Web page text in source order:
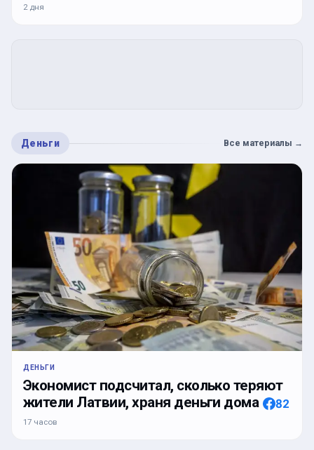
2 дня
Деньги Все материалы →
ДЕНЬГИ
Экономист подсчитал, сколько теряют
жители Латвии, храня деньги дома
82
17 часов